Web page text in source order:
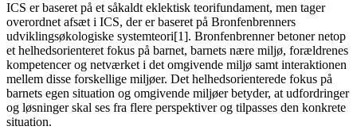
ICS er baseret på et såkaldt eklektisk teorifundament, men tager
overordnet afsæt i ICS, der er baseret på Bronfenbrenners
udviklingsøkologiske systemteori[1]. Bronfenbrenner betoner netop
et helhedsorienteret fokus på barnet, barnets nære miljø, forældrenes
kompetencer og netværket i det omgivende miljø samt interaktionen
mellem disse forskellige miljøer. Det helhedsorienterede fokus på
barnets egen situation og omgivende miljøer betyder, at udfordringer
og løsninger skal ses fra flere perspektiver og tilpasses den konkrete
situation.